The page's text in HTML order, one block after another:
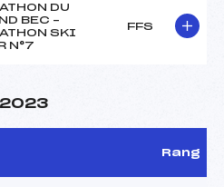
DU
BEC –
SKI
N°7
FFS
Rang